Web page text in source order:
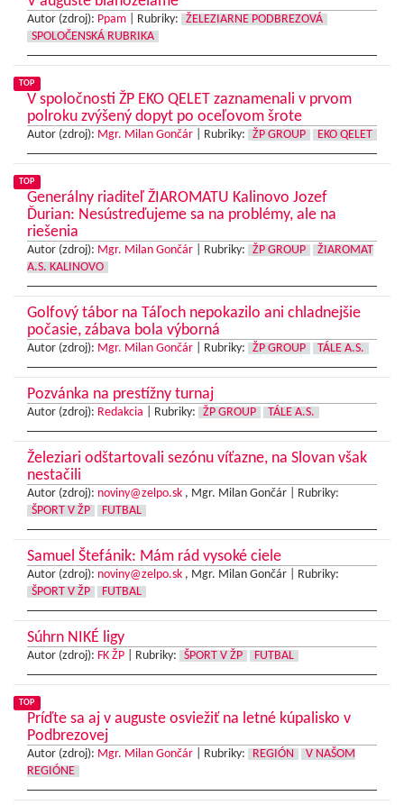
Autor (zdroj): Ppam Rubriky:
ŽELEZIARNE PODBREZOVÁ
SPOLOČENSKÁ RUBRIKA
TOP
V spoločnosti ŽP EKO QELET zaznamenali v prvom
polroku zvýšený dopyt po oceľovom šrote
Autor (zdroj): Mgr. Milan Gončár Rubriky: ŽP GROUP EKO QELET
TOP
Generálny riaditeľ ŽIAROMATU Kalinovo Jozef
Ďurian: Nesústreďujeme sa na problémy, ale na
riešenia
Autor (zdroj): Mgr. Milan Gončár Rubriky: ŽP GROUP
ŽIAROMAT
A.S. KALINOVO
Golfový tábor na Táľoch nepokazilo ani chladnejšie
počasie, zábava bola výborná
Autor (zdroj): Mgr. Milan Gončár Rubriky: ŽP GROUP TÁLE A.S.
Pozvánka na prestížny turnaj
Autor (zdroj): Redakcia Rubriky: ŽP GROUP TÁLE A.S.
Železiari odštartovali sezónu víťazne, na Slovan však
nestačili
Autor (zdroj): noviny@zelpo.sk , Mgr. Milan Gončár |
Rubriky:
ŠPORT V ŽP
FUTBAL
Samuel Štefánik: Mám rád vysoké ciele
Autor (zdroj): noviny@zelpo.sk , Mgr. Milan Gončár |
Rubriky:
ŠPORT V ŽP
FUTBAL
Súhrn NIKÉ ligy
Autor (zdroj): FK ŽP Rubriky: ŠPORT V ŽP FUTBAL
TOP
Príďte sa aj v auguste osviežiť na letné kúpalisko v
Podbrezovej
Autor (zdroj): Mgr. Milan Gončár Rubriky: REGIÓN
V NAŠOM
REGIÓNE